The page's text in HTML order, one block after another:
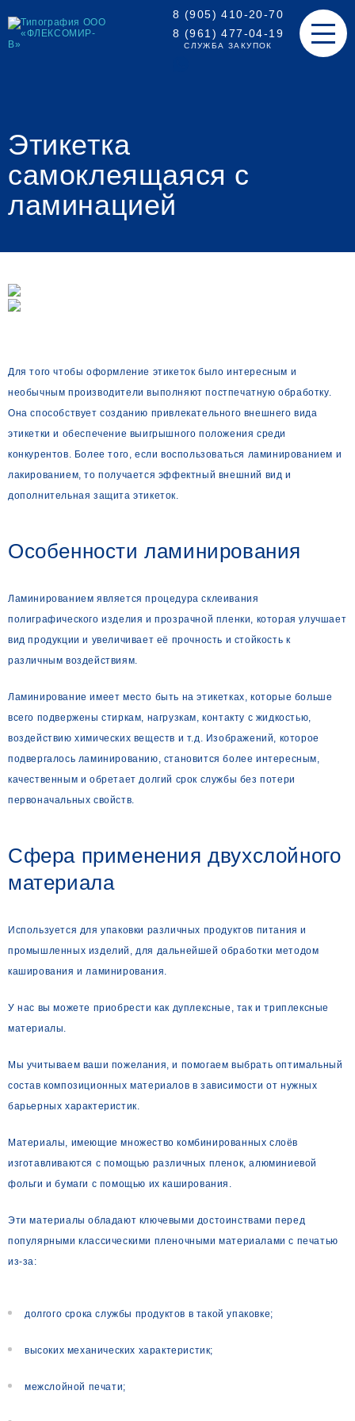
8 (905) 410-20-70
8 (961) 477-04-19
СЛУЖБА ЗАКУПОК
Этикетка
самоклеящаяся с
ламинацией
Для того чтобы оформление этикеток было интересным и
необычным производители выполняют постпечатную обработку.
Она способствует созданию привлекательного внешнего вида
этикетки и обеспечение выигрышного положения среди
конкурентов. Более того, если воспользоваться ламинированием и
лакированием, то получается эффектный внешний вид и
дополнительная защита этикеток.
Особенности ламинирования
Ламинированием является процедура склеивания
полиграфического изделия и прозрачной пленки, которая улучшает
вид продукции и увеличивает её прочность и стойкость к
различным воздействиям.
Ламинирование имеет место быть на этикетках, которые больше
всего подвержены стиркам, нагрузкам, контакту с жидкостью,
воздействию химических веществ и т.д. Изображений, которое
подвергалось ламинированию, становится более интересным,
качественным и обретает долгий срок службы без потери
первоначальных свойств.
Сфера применения двухслойного
материала
Используется для упаковки различных продуктов питания и
промышленных изделий, для дальнейшей обработки методом
каширования и ламинирования.
У нас вы можете приобрести как дуплексные, так и триплексные
материалы.
Мы учитываем ваши пожелания, и помогаем выбрать оптимальный
состав композиционных материалов в зависимости от нужных
барьерных характеристик.
Материалы, имеющие множество комбинированных слоёв
изготавливаются с помощью различных пленок, алюминиевой
фольги и бумаги с помощью их каширования.
Эти материалы обладают ключевыми достоинствами перед
популярными классическими пленочными материалами с печатью
из-за:
долгого срока службы продуктов в такой упаковке;
высоких механических характеристик;
межслойной печати;